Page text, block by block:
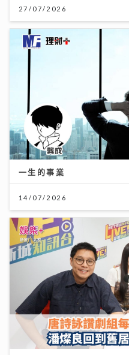
27/07/2026
一生的事業
14/07/2026